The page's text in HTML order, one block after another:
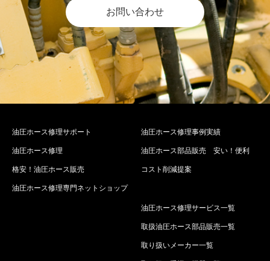
お問い合わせ
油圧ホース修理サポート
油圧ホース修理
格安！油圧ホース販売
油圧ホース修理専門ネットショップ
油圧ホース修理事例実績
油圧ホース部品販売 安い！便利
コスト削減提案
油圧ホース修理サービス一覧
取扱油圧ホース部品販売一覧
取り扱いメーカー一覧